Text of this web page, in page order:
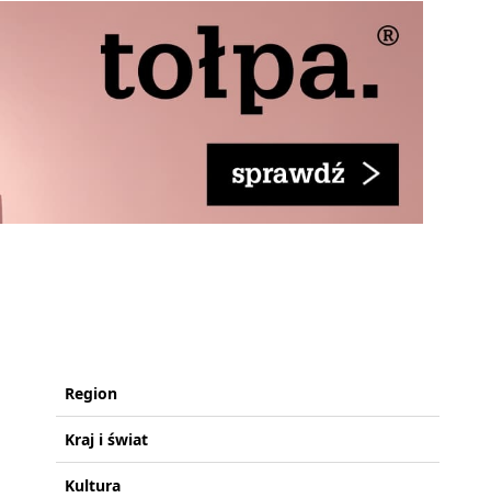
Region
Kraj i świat
Kultura